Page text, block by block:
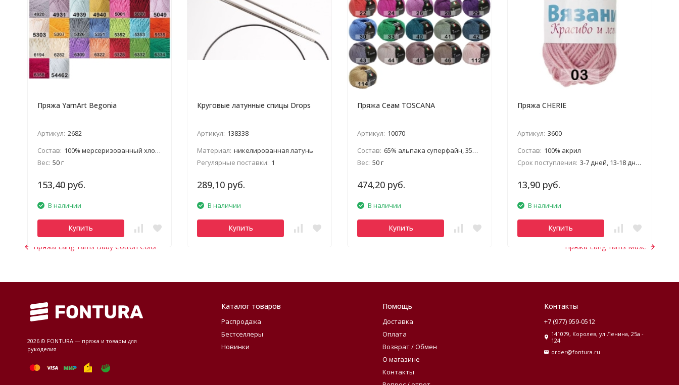
Пряжа YarnArt Begonia
Артикул: 2682
Состав: 100% мерсеризованный хлопок
Вес: 50 г
153,40 руб.
В наличии
Купить
Круговые латунные спицы Drops
Артикул: 138338
Материал: никелированная латунь
Регулярные поставки: 1
289,10 руб.
В наличии
Купить
Пряжа Сеам TOSCANA
Артикул: 10070
Состав: 65% альпака суперфайн, 35% виск.шелк
Вес: 50 г
474,20 руб.
В наличии
Купить
Пряжа CHERIE
Артикул: 3600
Состав: 100% акрил
Срок поступления: 3-7 дней, 13-18 дней, январь
13,90 руб.
В наличии
Купить
Пряжа Lang Yarns Baby Cotton Color Пряжа Lang Yarns Muse
2026 © FONTURA — пряжа и товары для
рукоделия
Каталог товаров
Распродажа
Бестселлеры
Новинки
Помощь
Доставка
Оплата
Возврат / Обмен
О магазине
Контакты
Контакты
+7 (977) 959-0512
141079, Королев, ул.Ленина, 25а -
124
order@fontura.ru